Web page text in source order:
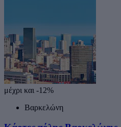
μέχρι και -12%
Βαρκελώνη